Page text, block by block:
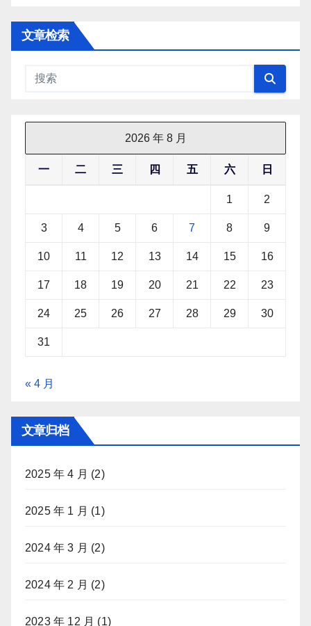
文章检索
2026 年 8 月
一 二 三 四 五 六 日
1 2
3 4 5 6 7 8 9
10 11 12 13 14 15 16
17 18 19 20 21 22 23
24 25 26 27 28 29 30
31
« 4 月
文章归档
2025 年 4 月 (2)
2025 年 1 月 (1)
2024 年 3 月 (2)
2024 年 2 月 (2)
2023 年 12 月 (1)